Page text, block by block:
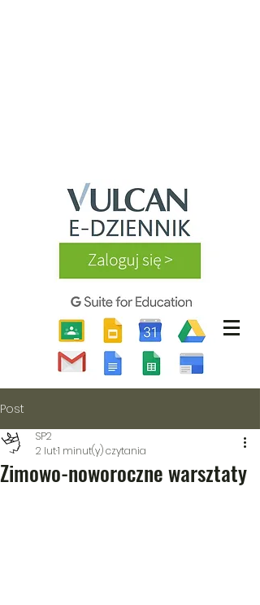
Post
Zimowo-noworoczne warsztaty
SP2
2 lut1 minut(y) czytania